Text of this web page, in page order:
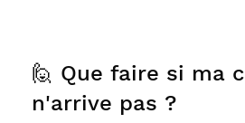
🙋 Que faire si ma
n'arrive pas ?